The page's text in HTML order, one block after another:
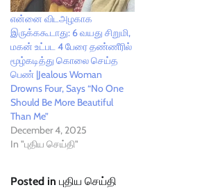
என்னை விடஅழகாக
இருக்ககூடாது: 6 வயது சிறுமி,
மகன் உட்பட 4 பேரை தண்ணீரில்
மூழ்கடித்து கொலை செய்த
பெண் |Jealous Woman
Drowns Four, Says “No One
Should Be More Beautiful
Than Me”
December 4, 2025
In "புதிய செய்தி"
Posted in புதிய செய்தி